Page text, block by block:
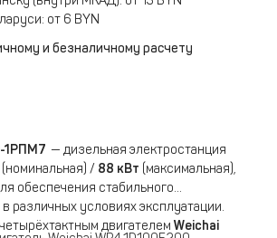
от 6 BYN
и безналичному расчету
1РПМ7 — дизельная электростанция
(номинальная) / 88 кВт (максимальная),
обеспечения стабильного
различных условиях эксплуатации.
двигателем Weichai